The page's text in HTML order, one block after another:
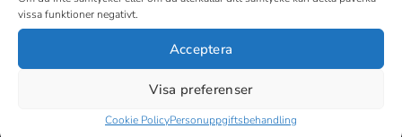
vissa funktioner negativt.
Acceptera
Visa preferenser
Cookie PolicyPersonuppgiftsbehandling
Maj 2022
April 2022
Februari 2022
November 2021